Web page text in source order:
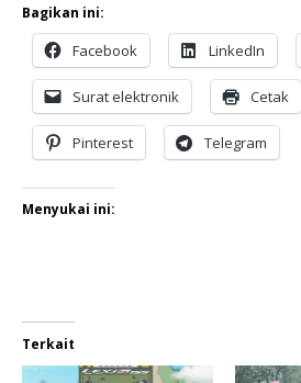
Bagikan ini:
Facebook LinkedIn
Surat elektronik Cetak
Pinterest Telegram
Menyukai ini:
Terkait